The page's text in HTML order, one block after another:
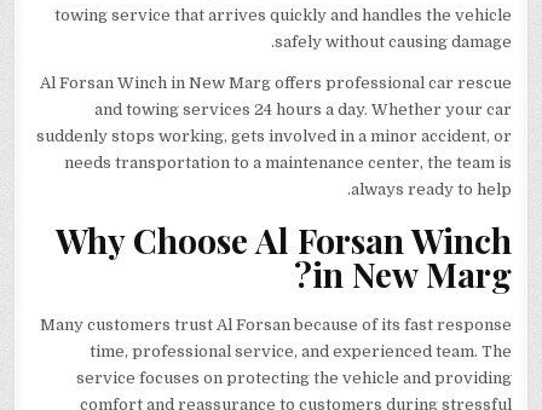
towing service that arrives quickly and handles the vehicle
safely without causing damage.
Al Forsan Winch in New Marg offers professional car rescue
and towing services 24 hours a day. Whether your car
suddenly stops working, gets involved in a minor accident, or
needs transportation to a maintenance center, the team is
always ready to help.
Why Choose Al Forsan Winch
in New Marg?
Many customers trust Al Forsan because of its fast response
time, professional service, and experienced team. The
service focuses on protecting the vehicle and providing
comfort and reassurance to customers during stressful